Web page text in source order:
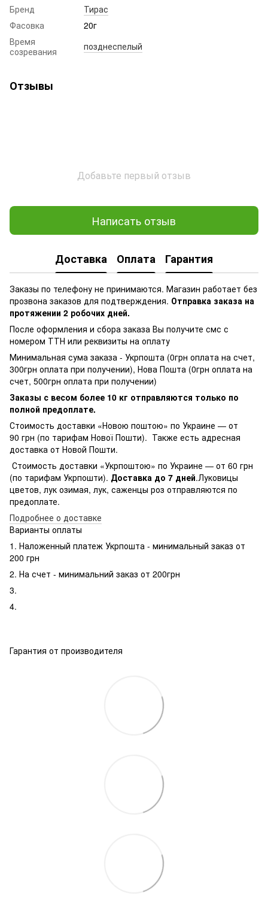
Бренд
Тирас
Фасовка
20г
Время
созревания
позднеспелый
Отзывы
Добавьте первый отзыв
Написать отзыв
Доставка Оплата Гарантия
Заказы по телефону не принимаются. Магазин работает без
прозвона заказов для подтверждения. Отправка заказа на
протяжении 2 робочих дней.
После оформления и сбора заказа Вы получите смс с
номером ТТН или реквизиты на оплату
Минимальная сума заказа - Укрпошта (0грн оплата на счет,
300грн оплата при получении), Нова Пошта (0грн оплата на
счет, 500грн оплата при получении)
Заказы с весом более 10 кг отправляются только по
полной предоплате.
Стоимость доставки «Новою поштою» по Украине — от
90 грн (по тарифам Нової Пошти). Также есть адресная
доставка от Новой Пошти.
Стоимость доставки «Укрпоштою» по Украине — от 60 грн
(по тарифам Укрпошти). Доставка до 7 дней.Луковицы
цветов, лук озимая, лук, саженцы роз отправляются по
предоплате.
Подробнее о доставке
Варианты оплаты
1. Наложенный платеж Укрпошта - минимальный заказ от
200 грн
2. На счет - минимальний заказ от 200грн
3.
4.
Гарантия от производителя